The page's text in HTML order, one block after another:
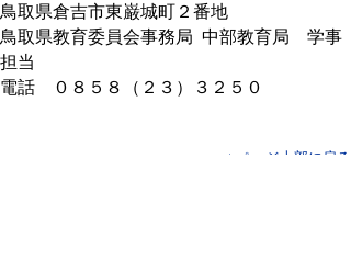
鳥取県倉吉市東巌城町２番地
鳥取県教育委員会事務局 中部教育局 学事
担当
電話 ０８５８（２３）３２５０
▲ページ上部に戻る